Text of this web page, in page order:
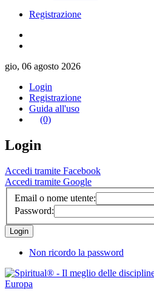
Registrazione
gio, 06 agosto 2026
Login
Registrazione
Guida all'uso
(0)
Login
Accedi tramite Facebook
Accedi tramite Google
Email o nome utente:
Password:
Non ricordo la password